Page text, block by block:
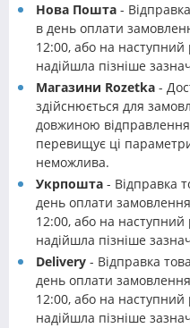
Нова Пошта -
в день оплати
12:00, або на
надійшла пізніше
Магазини Rozetka -
здійснюється для
довжиною
перевищує ці
неможлива.
Укрпошта - Відправка
день оплати
12:00, або на
надійшла пізніше
Delivery - Відправка
день оплати
12:00, або на
надійшла пізніше